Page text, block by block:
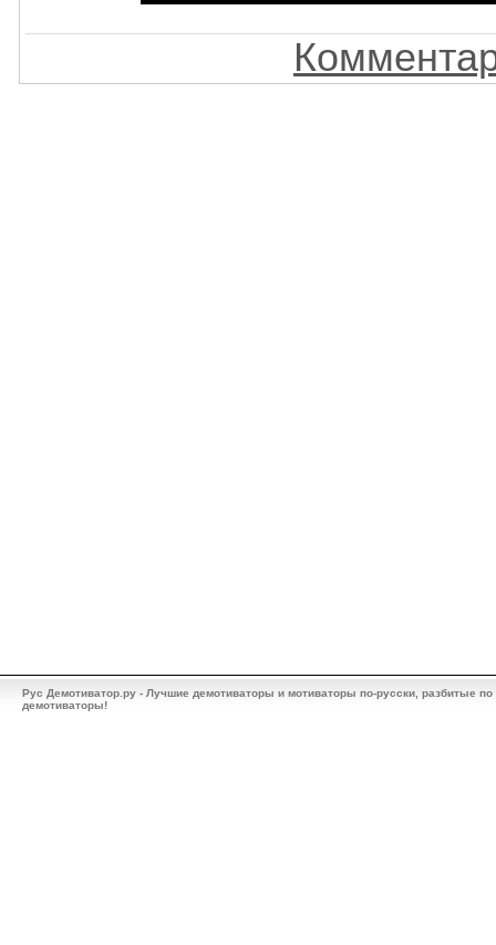
Рус Демотиватор.ру - Лучшие демотиваторы и мотиваторы по-русски, разбитые
демотиваторы!